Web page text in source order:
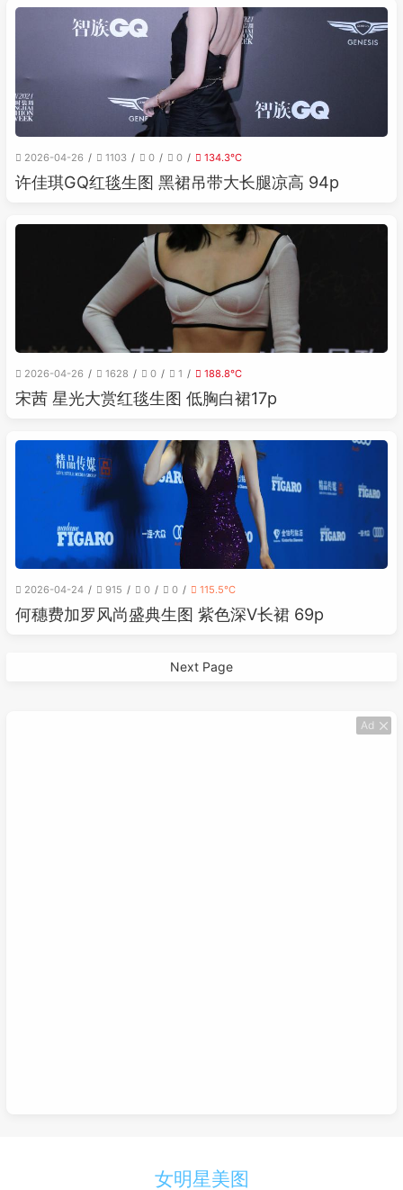
2026-04-26 1103 0 0 134.3℃
许佳琪GQ红毯生图 黑裙吊带大长腿凉高 94p
2026-04-26 1628 0 1 188.8℃
宋茜 星光大赏红毯生图 低胸白裙17p
2026-04-24 915 0 0 115.5℃
何穗费加罗风尚盛典生图 紫色深V长裙 69p
Next Page
Ad
女明星美图